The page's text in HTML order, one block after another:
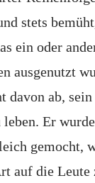
stets
ein oder
ausgenutzt
davon ab, sein
leben. Er
gemocht,
auf die